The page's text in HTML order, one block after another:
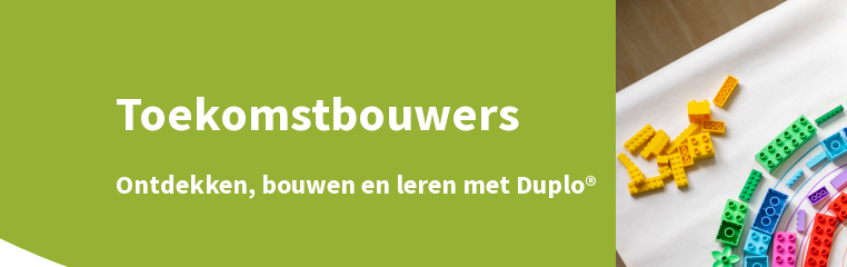
Toekomstbouwers
Ontdekken, bouwen en leren met Duplo®